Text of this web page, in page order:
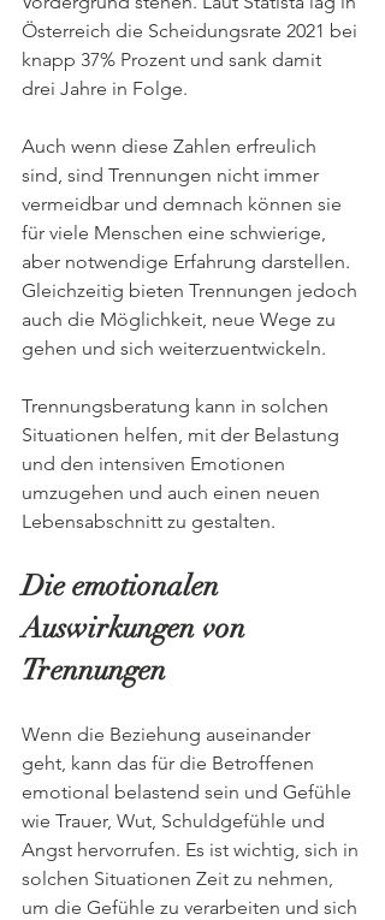
Österreich die Scheidungsrate 2021 bei
knapp 37% Prozent und sank damit
drei Jahre in Folge.
Auch wenn diese Zahlen erfreulich
sind, sind Trennungen nicht immer
vermeidbar und demnach können sie
für viele Menschen eine schwierige,
aber notwendige Erfahrung darstellen.
Gleichzeitig bieten Trennungen jedoch
auch die Möglichkeit, neue Wege zu
gehen und sich weiterzuentwickeln.
Trennungsberatung kann in solchen
Situationen helfen, mit der Belastung
und den intensiven Emotionen
umzugehen und auch einen neuen
Lebensabschnitt zu gestalten.
Die emotionalen
Auswirkungen von
Trennungen
Wenn die Beziehung auseinander
geht, kann das für die Betroffenen
emotional belastend sein und Gefühle
wie Trauer, Wut, Schuldgefühle und
Angst hervorrufen. Es ist wichtig, sich in
solchen Situationen Zeit zu nehmen,
um die Gefühle zu verarbeiten und sich